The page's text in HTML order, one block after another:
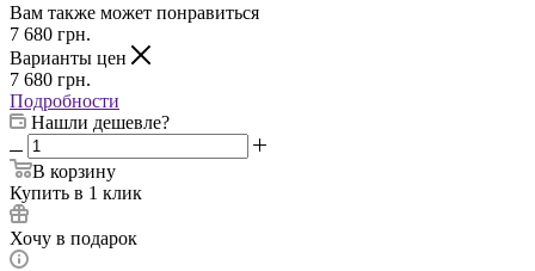
Вам также может понравиться
7 680 грн.
Варианты цен
7 680 грн.
Подробности
Нашли дешевле?
В корзину
Купить в 1 клик
Хочу в подарок